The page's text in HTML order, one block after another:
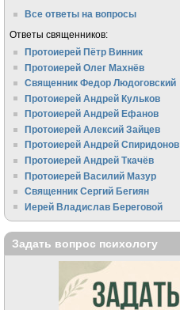
Все ответы на вопросы
Ответы священников:
Протоиерей Пётр Винник
Протоиерей Олег Махнёв
Священник Федор Людоговский
Протоиерей Андрей Кульков
Протоиерей Андрей Ефанов
Протоиерей Алексий Зайцев
Протоиерей Андрей Спиридонов
Протоиерей Андрей Ткачёв
Протоиерей Василий Мазур
Священник Сергий Бегиян
Иерей Владислав Береговой
Задать вопрос психологу